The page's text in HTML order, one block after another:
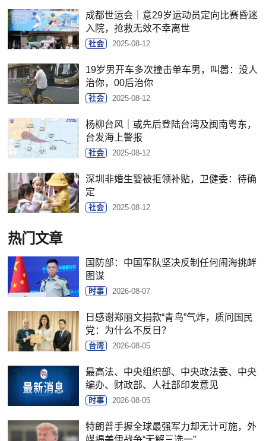
成都世运会｜意29岁运动员定向比赛昏迷
入院，抢救无效不幸离世
社会 2025-08-12
19岁男开车多次撞击单车男，叫嚣：没人
治你，00后治你
社会 2025-08-12
杨柳台风｜或先后登陆台湾及闽南粤东，
台发海上警报
社会 2025-08-12
深圳非婚生婴被拒领补贴，卫健委：待确
定
社会 2025-08-12
热门文章
国防部：中国军队坚决反制任何闹海挑衅
图谋
时事 2026-08-07
日感谢郑丽文捐款“青鸟”气炸，质问国民
党：为什么不反日？
台湾 2026-08-05
最高法、中央组织部、中央政法委、中央
编办、财政部、人社部印发意见
时事 2026-08-05
特朗普手握全球最强军力却无计可施，外